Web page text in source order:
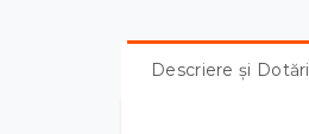
Descriere și Dotări